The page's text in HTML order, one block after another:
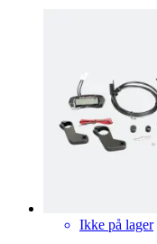
Ikke på lager